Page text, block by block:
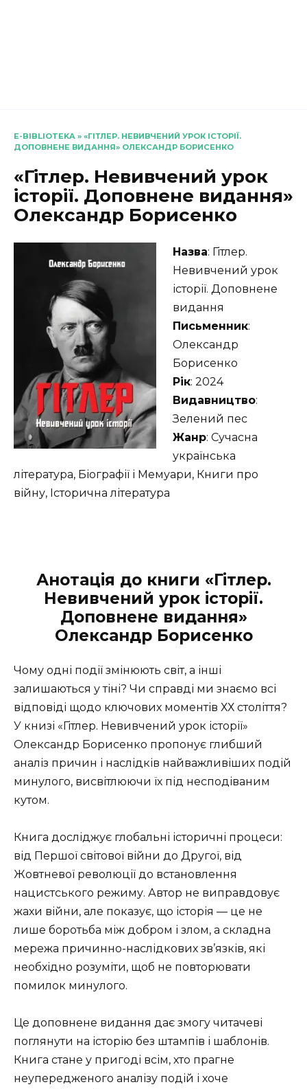
E-BIBLIOTEKA » «ГІТЛЕР. НЕВИВЧЕНИЙ УРОК ІСТОРІЇ.
ДОПОВНЕНЕ ВИДАННЯ» ОЛЕКСАНДР БОРИСЕНКО
«Гітлер. Невивчений урок
історії. Доповнене видання»
Олександр Борисенко
Назва: Гітлер.
Невивчений урок
історії. Доповнене
видання
Письменник:
Олександр
Борисенко
Рік: 2024
Видавництво:
Зелений пес
Жанр: Сучасна
українська
література, Біографії і Мемуари, Книги про
війну, Історична література
Анотація до книги «Гітлер.
Невивчений урок історії.
Доповнене видання»
Олександр Борисенко
Чому одні події змінюють світ, а інші
залишаються у тіні? Чи справді ми знаємо всі
відповіді щодо ключових моментів ХХ століття?
У книзі «Гітлер. Невивчений урок історії»
Олександр Борисенко пропонує глибший
аналіз причин і наслідків найважливіших подій
минулого, висвітлюючи їх під несподіваним
кутом.
Книга досліджує глобальні історичні процеси:
від Першої світової війни до Другої, від
Жовтневої революції до встановлення
нацистського режиму. Автор не виправдовує
жахи війни, але показує, що історія — це не
лише боротьба між добром і злом, а складна
мережа причинно-наслідкових зв’язків, які
необхідно розуміти, щоб не повторювати
помилок минулого.
Це доповнене видання дає змогу читачеві
поглянути на історію без штампів і шаблонів.
Книга стане у пригоді всім, хто прагне
неупередженого аналізу подій і хоче